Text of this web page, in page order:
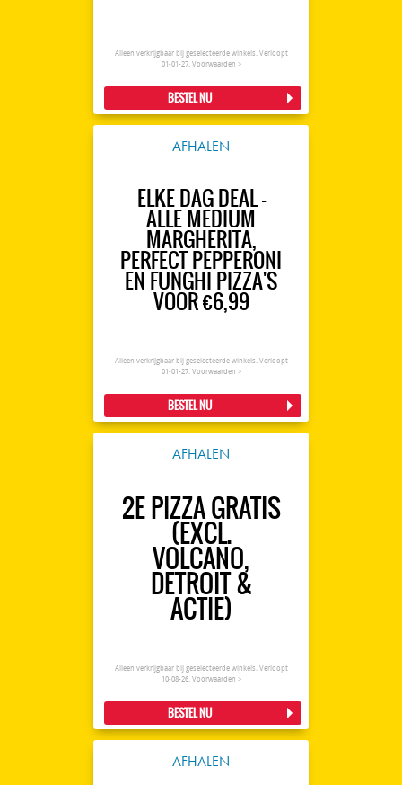
Alleen verkrijgbaar bij geselecteerde winkels. Verloopt
01-01-27. Voorwaarden >
BESTEL NU
AFHALEN
ELKE DAG DEAL -
ALLE MEDIUM
MARGHERITA,
PERFECT PEPPERONI
EN FUNGHI PIZZA'S
VOOR €6,99
Alleen verkrijgbaar bij geselecteerde winkels. Verloopt
01-01-27. Voorwaarden >
BESTEL NU
AFHALEN
2E PIZZA GRATIS
(EXCL.
VOLCANO,
DETROIT &
ACTIE)
Alleen verkrijgbaar bij geselecteerde winkels. Verloopt
10-08-26. Voorwaarden >
BESTEL NU
AFHALEN